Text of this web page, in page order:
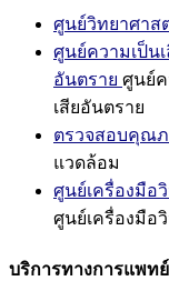
ศูนย์วิทยาศาส
ศูนย์ความเป็น
อันตราย ศูนย์ค
เสียอันตราย
ตรวจสอบคุณ
แวดล้อม
ศูนย์เครื่องมือ
ศูนย์เครื่องมือ
บริการทางการแพทย์